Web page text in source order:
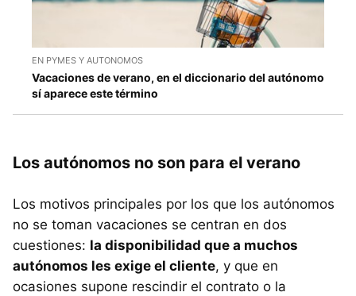
EN PYMES Y AUTONOMOS
Vacaciones de verano, en el diccionario del autónomo
sí aparece este término
Los autónomos no son para el verano
Los motivos principales por los que los autónomos
no se toman vacaciones se centran en dos
cuestiones: la disponibilidad que a muchos
autónomos les exige el cliente, y que en
ocasiones supone rescindir el contrato o la